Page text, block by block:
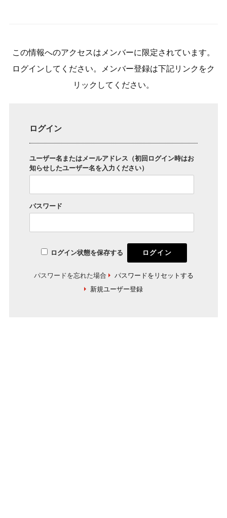
この情報へのアクセスはメンバーに限定されています。
ログインしてください。メンバー登録は下記リンクをク
リックしてください。
ログイン
ユーザー名またはメールアドレス（初回ログイン時はお
知らせしたユーザー名を入力ください）
パスワード
ログイン状態を保存する
パスワードを忘れた場合
パスワードをリセットする
新規ユーザー登録